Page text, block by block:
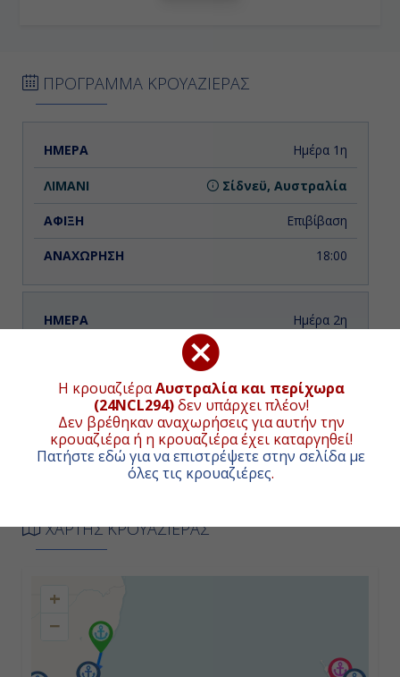
Η κρουαζιέραΑυστραλία και περίχωρα
(24NCL294)δεν υπάρχει πλέον!
Δεν βρέθηκαν αναχωρήσεις για αυτήν την
κρουαζιέρα ή η κρουαζιέρα έχει καταργηθεί!
Πατήστε εδώ για να επιστρέψετε στην σελίδα με
όλες τις κρουαζιέρες.
ΠΡΟΓΡΑΜΜΑ ΚΡΟΥΑΖΙΕΡΑΣ
ΗΜΕΡΑ ΑΝΑΧΩΡΗΣΗ
Ημέρα 1η
Σίδνεϋ, Αυστραλία
Επιβίβαση
18:00
Ημέρα 2η
07:00
16:00
Μπέρνι, Αυστραλία
Ημέρα 4η
ΧΑΡΤΗΣ ΚΡΟΥΑΖΙΕΡΑΣ
+
−